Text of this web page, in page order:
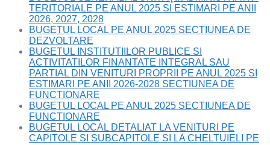
TERITORIALE PE ANUL 2025 SI ESTIMARI PE ANII
2026, 2027, 2028
BUGETUL LOCAL PE ANUL 2025 SECTIUNEA DE
DEZVOLTARE
BUGETUL INSTITUTIILOR PUBLICE SI
ACTIVITATILOR FINANTATE INTEGRAL SAU
PARTIAL DIN VENITURI PROPRII PE ANUL 2025 SI
ESTIMARI PE ANII 2026-2028 SECTIUNEA DE
FUNCTIONARE
BUGETUL LOCAL PE ANUL 2025 SECTIUNEA DE
FUNCTIONARE
BUGETUL LOCAL DETALIAT LA VENITURI PE
CAPITOLE SI SUBCAPITOLE SI LA CHELTUIELI PE